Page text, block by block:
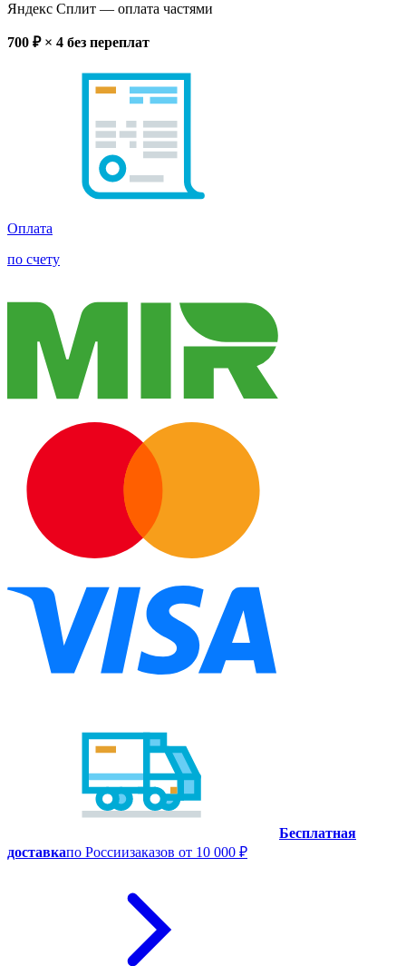
Яндекс Сплит — оплата частями
700 ₽ × 4 без переплат
Оплата
по счету
Бесплатная
доставкапо Россиизаказов от 10 000 ₽